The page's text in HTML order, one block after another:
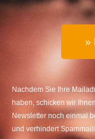
»
Nachdem Sie Ihre
haben, schicken wir
Newsletter noch einmal
und verhindert